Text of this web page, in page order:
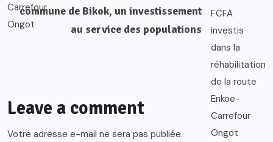
commune de Bikok, un investissement
au service des populations
Leave a comment
Votre adresse e-mail ne sera pas publiée.